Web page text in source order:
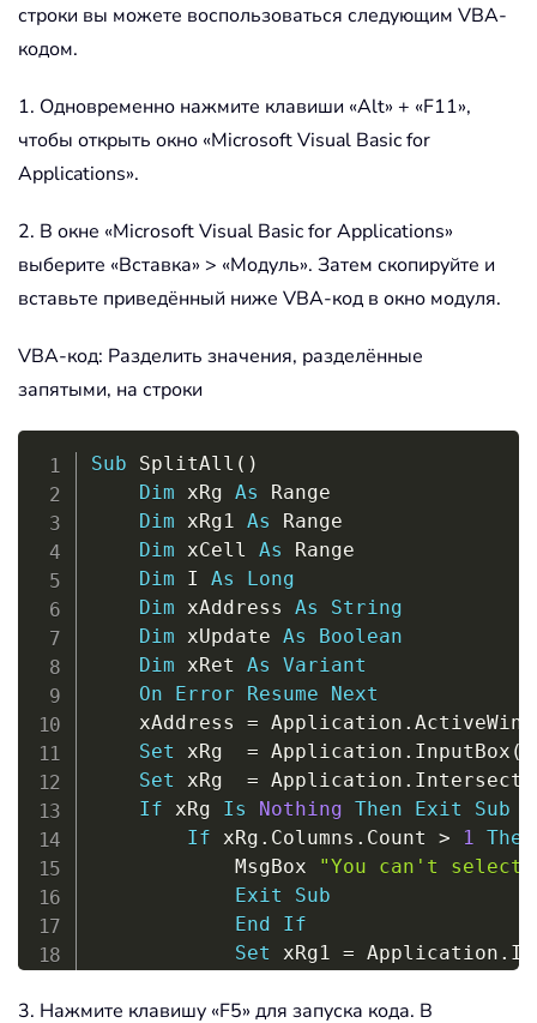
строки вы можете воспользоваться следующим VBA-
кодом.
1. Одновременно нажмите клавиши «Alt» + «F11»,
чтобы открыть окно «Microsoft Visual Basic for
Applications».
2. В окне «Microsoft Visual Basic for Applications»
выберите «Вставка» > «Модуль». Затем скопируйте и
вставьте приведённый ниже VBA-код в окно модуля.
VBA-код: Разделить значения, разделённые
запятыми, на строки
Sub SplitAll ( )
Dim xRg As Range
Dim xRg1 As Range
Dim xCell As Range
Dim I As
Long
Dim xAddress As
String
Dim xUpdate As
Boolean
Dim xRet As
Variant
On
Error Resume
Next
	xAddress
= Application .
Set xRg = Application . InputBox (
Set xRg = Application . Intersect
If xRg Is Nothing Then Exit
Sub
If xRg . Columns . Count > 1 Then
			MsgBox
"You can't select
Exit
Sub
End
If
Set xRg1 = Application .
If xRg1 Is Nothing
3. Нажмите клавишу «F5» для запуска кода. В